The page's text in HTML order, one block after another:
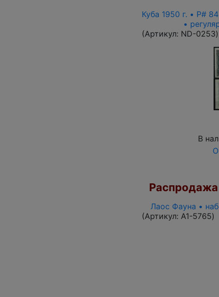
Куба 1950 г. • P#
•
(Артикул: ND-0253)
В
Распродажа
Лаос Фауна •
(Артикул: A1-5765)